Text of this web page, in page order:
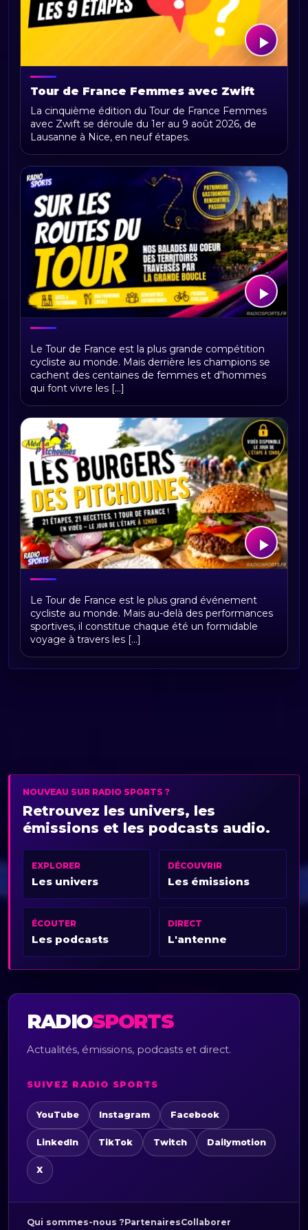
Tour de France Femmes avec Zwift
2026 : parcours, étapes, calendrier et
actualités
La cinquième édition du Tour de France Femmes
avec Zwift se déroule du 1er au 9 août 2026, de
Lausanne à Nice, en neuf étapes.
Sur les routes du Tour de France 2026
: reportages, patrimoine, gastronomie
et territoires
Le Tour de France est la plus grande compétition
cycliste au monde. Mais derrière les champions se
cachent des centaines de femmes et d'hommes
qui font vivre les [...]
Les Burgers des Pitchounes : le Tour
de France 2026 se déguste aussi dans
l'assiette
Le Tour de France est le plus grand événement
cycliste au monde. Mais au-delà des performances
sportives, il constitue chaque été un formidable
voyage à travers les [...]
NOUVEAU SUR RADIO SPORTS ?
Retrouvez les univers, les
émissions et les podcasts audio.
EXPLORER
Les univers
DÉCOUVRIR
Les émissions
ÉCOUTER
Les podcasts
DIRECT
L'antenne
RADIOSPORTS
Actualités, émissions, podcasts et direct.
SUIVEZ RADIO SPORTS
YouTube Instagram Facebook
LinkedIn TikTok Twitch Dailymotion
X
Qui sommes-nous ?PartenairesCollaborer